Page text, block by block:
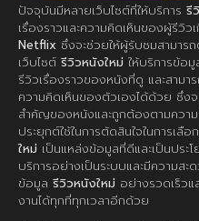
ปัจจุบันมีหลายเว็บไซต์ที่ให้บริการ รี
เรื่องราวและความคิดเห็นของผู้รีวิ
Netflix ซึ่งจะช่วยให้ผู้รับชมสามาร
เว็บไซต์ รีวิวหนังใหม่ ให้บริการข้อ
รีวิวเรื่องราวของหนังที่ดู และสามา
ความคิดเห็นของตัวเองได้ด้วย ซึ่ง
สำคัญของหนังและถูกต้องตามความ
ประยุกต์ใช้ในการตัดสินใจในการเลื
ใหม่ เป็นแหล่งข้อมูลที่ดีและเป็นประ
บริการอย่างเป็นระบบและมีความสะ
ข้อมูล รีวิวหนังใหม่ อย่างรวดเร็วแ
งานได้ทุกที่ทุกเวลาอีกด้วย